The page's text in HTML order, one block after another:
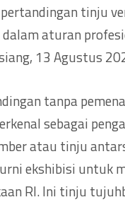
tinju
aturan
13 Agustus
tanpa
sebagai
atau tinju
ekshibisi untuk
RI. Ini tinju